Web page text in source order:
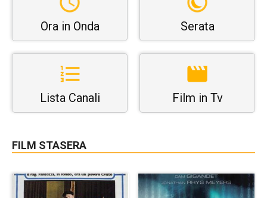
Ora in Onda Serata
Lista Canali Film in Tv
FILM STASERA